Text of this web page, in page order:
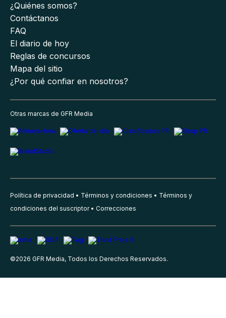
¿Quiénes somos?
Contáctanos
FAQ
El diario de hoy
Reglas de concursos
Mapa del sitio
¿Por qué confiar en nosotros?
Otras marcas de GFR Media
Política de privacidad Términos y condiciones
Términos y
condiciones del suscriptor
Correcciones
©2026 GFR Media, Todos los Derechos Reservados.